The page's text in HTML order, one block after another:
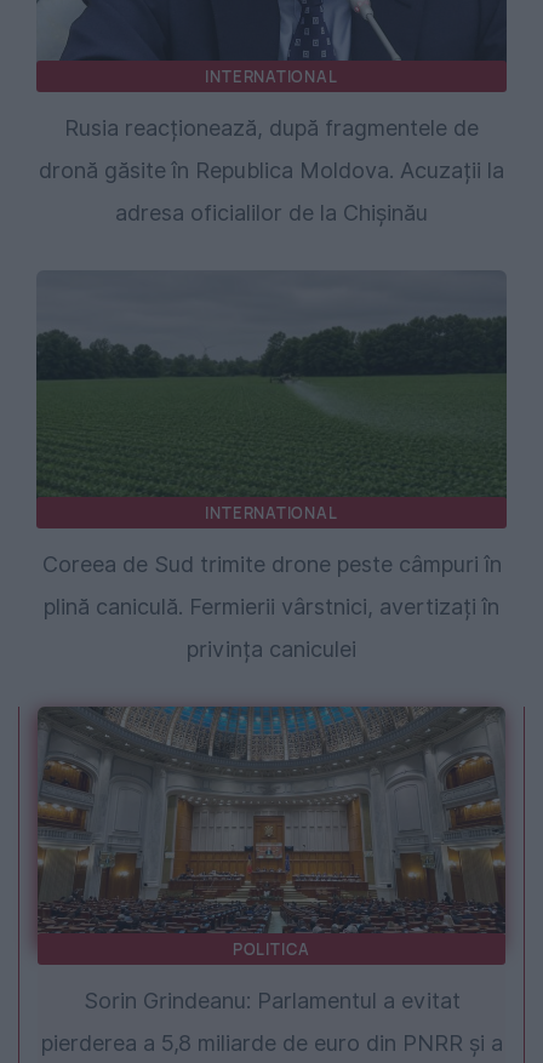
INTERNATIONAL
Rusia reacționează, după fragmentele de
dronă găsite în Republica Moldova. Acuzații la
adresa oficialilor de la Chișinău
INTERNATIONAL
Coreea de Sud trimite drone peste câmpuri în
plină caniculă. Fermierii vârstnici, avertizați în
privința caniculei
POLITICA
Sorin Grindeanu: Parlamentul a evitat
pierderea a 5,8 miliarde de euro din PNRR și a